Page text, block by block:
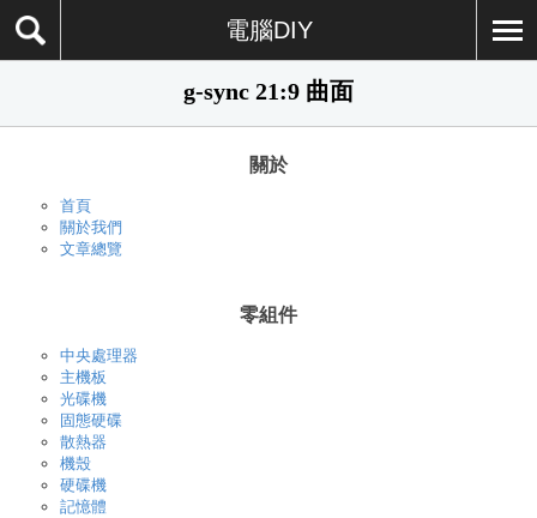
電腦DIY
g-sync 21:9 曲面
關於
首頁
關於我們
文章總覽
零組件
中央處理器
主機板
光碟機
固態硬碟
散熱器
機殼
硬碟機
記憶體